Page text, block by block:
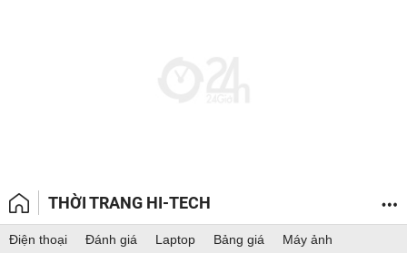
THỜI TRANG HI-TECH
Điện thoại Đánh giá Laptop Bảng giá Máy ảnh